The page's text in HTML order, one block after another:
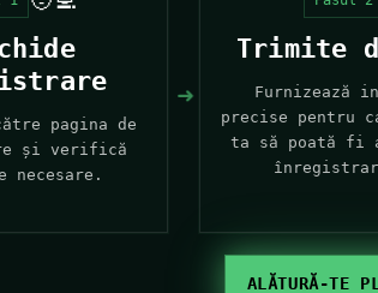
pagina de
și verifică
necesare.
➜
Trimite
Furnizează
precise pentru
ta să poată fi
ALĂTURĂ-TE